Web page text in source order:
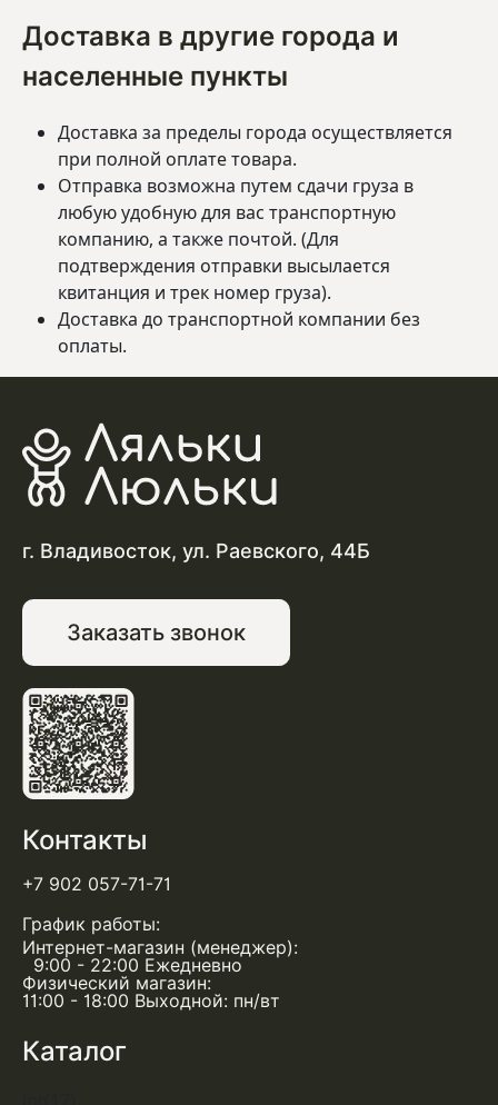
Доставка в другие города и
населенные пункты
Доставка за пределы города осуществляется
при полной оплате товара.
Отправка возможна путем сдачи груза в
любую удобную для вас транспортную
компанию, а также почтой. (Для
подтверждения отправки высылается
квитанция и трек номер груза).
Доставка до транспортной компании без
оплаты.
г. Владивосток, ул. Раевского, 44Б
Заказать звонок
Контакты
+7 902 057-71-71
График работы:
Интернет-магазин (менеджер):
9:00 - 22:00 Ежедневно
Физический магазин:
11:00 - 18:00 Выходной: пн/вт
Каталог